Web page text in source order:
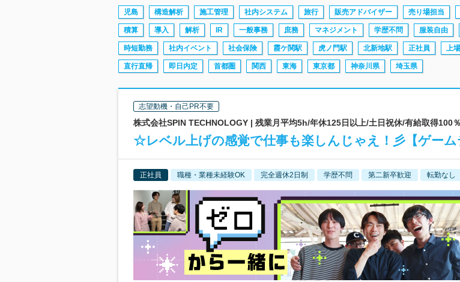
児島 構造解析 施工管理 社内システム 旅行 販売アドバイザー 売り場担当
積算 導入 解析 IR 一般事務 庶務 マネジメント 学歴不問 服装自由
時短勤務 社内イベント 社会保険 霞ケ関駅 虎ノ門駅 北新地駅 正社員 上場
直行直帰 即日内定 首都圏 関西 東海 東京都 神奈川県 埼玉県
志望動機・自己PR不要
株式会社SPIN TECHNOLOGY | 残業月平均5h/年休125日以上/土日祝休/有給取得100
☆レベル上げの感覚で仕事も楽しんじゃえ！彡【ゲーム
正社員 職種・業種未経験OK 完全週休2日制 学歴不問 第二新卒歓迎 転勤なし